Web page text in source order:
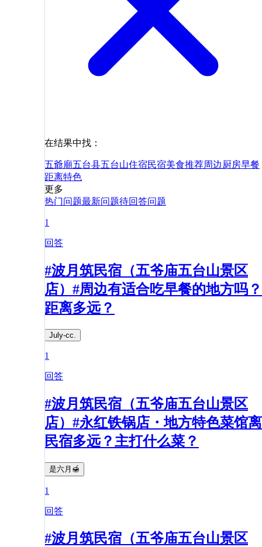
在结果中找：
五爺廟五台县五台山住宿民宿美食推荐周边 厨房早餐
距离特色
更多
热门问题最新问题待回答问题
1
回答
#波月筑民宿（五爷庙五台山景区
店）#周边有适合吃早餐的地方吗？
距离多远？​
July-cc.
1
回答
#波月筑民宿（五爷庙五台山景区
店）#永红铁锅店・地方特色菜馆离
民宿多远？主打什么菜？
是六月🍯
1
回答
#波月筑民宿（五爷庙五台山景区